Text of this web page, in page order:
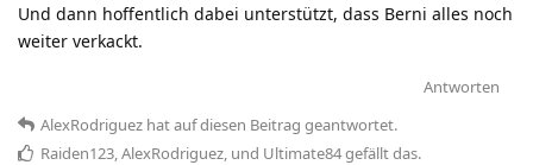
Und dann hoffentlich dabei unterstützt, dass Berni alles noch
weiter verkackt.
Antworten
AlexRodriguez hatauf diesen Beitrag geantwortet.
Raiden123,AlexRodriguez, und Ultimate84gefällt das.